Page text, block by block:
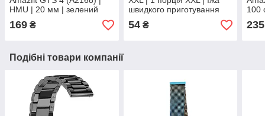
HMU | 20 мм | зелений
169 ₴
швидкого приготування
для туристів та військових
54₴
100
235
Подібні товари компанії